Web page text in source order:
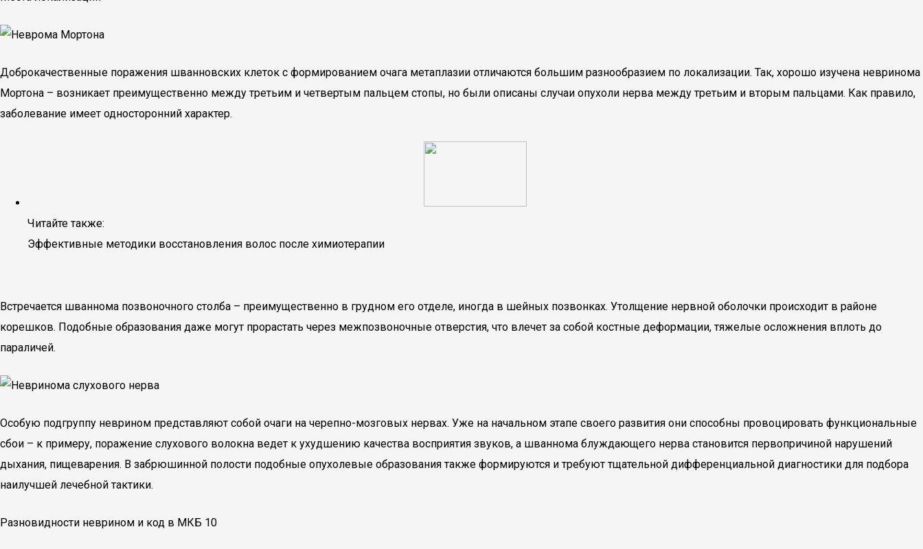
Доброкачественные поражения шванновских клеток с формированием очага метаплазии отличаются большим разнообразием по локализации. Так, хорошо изучена невринома
Мортона – возникает преимущественно между третьим и четвертым пальцем стопы, но были описаны случаи опухоли нерва между третьим и вторым пальцами. Как правило,
заболевание имеет односторонний характер.
Читайте также:
Эффективные методики восстановления волос после химиотерапии
Встречается шваннома позвоночного столба – преимущественно в грудном его отделе, иногда в шейных позвонках. Утолщение нервной оболочки происходит в районе
корешков. Подобные образования даже могут прорастать через межпозвоночные отверстия, что влечет за собой костные деформации, тяжелые осложнения вплоть до
параличей.
Особую подгруппу неврином представляют собой очаги на черепно-мозговых нервах. Уже на начальном этапе своего развития они способны провоцировать функциональные
сбои – к примеру, поражение слухового волокна ведет к ухудшению качества восприятия звуков, а шваннома блуждающего нерва становится первопричиной нарушений
дыхания, пищеварения. В забрюшинной полости подобные опухолевые образования также формируются и требуют тщательной дифференциальной диагностики для подбора
наилучшей лечебной тактики.
Разновидности неврином и код в МКБ 10